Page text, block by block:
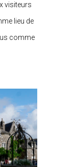
visiteurs
lieu de
comme